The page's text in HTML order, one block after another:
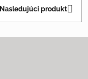
Nasledujúci produkt